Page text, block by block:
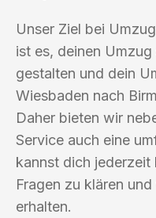
Unser Ziel bei
ist es, deinen
gestalten und dein
Wiesbaden nach
Daher bieten wir
Service auch eine
kannst dich jederzeit
Fragen zu klären
erhalten.